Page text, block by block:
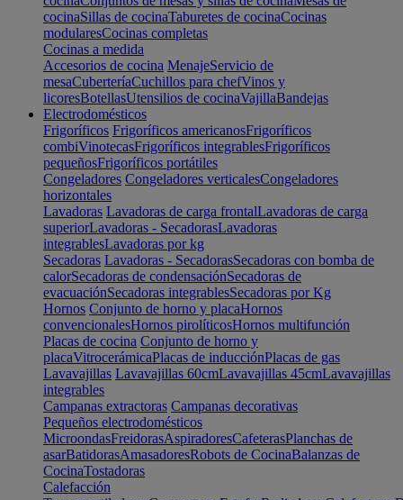
cocinaSillas de cocinaTaburetes de cocinaCocinas
modularesCocinas completas
Cocinas a medida
Accesorios de cocina MenajeServicio de
mesaCuberteríaCuchillos para chefVinos y
licoresBotellasUtensilios de cocinaVajillaBandejas
Electrodomésticos
Frigoríficos Frigoríficos americanosFrigoríficos
combiVinotecasFrigoríficos integrablesFrigoríficos
pequeñosFrigoríficos portátiles
Congeladores Congeladores verticalesCongeladores
horizontales
Lavadoras Lavadoras de carga frontalLavadoras de carga
superiorLavadoras - SecadorasLavadoras
integrablesLavadoras por kg
Secadoras Lavadoras - SecadorasSecadoras con bomba de
calorSecadoras de condensaciónSecadoras de
evacuaciónSecadoras integrablesSecadoras por Kg
Hornos Conjunto de horno y placaHornos
convencionalesHornos pirolíticosHornos multifunción
Placas de cocina Conjunto de horno y
placaVitrocerámicaPlacas de inducciónPlacas de gas
Lavavajillas Lavavajillas 60cmLavavajillas 45cmLavavajillas
integrables
Campanas extractoras Campanas decorativas
Pequeños electrodomésticos
MicroondasFreidorasAspiradoresCafeterasPlanchas de
asarBatidorasAmasadoresRobots de CocinaBalanzas de
CocinaTostadoras
Calefacción